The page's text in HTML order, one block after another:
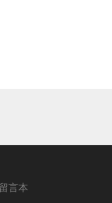
留言本